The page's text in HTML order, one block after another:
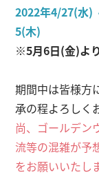
2022年4/27(水
5(木)
※5月6日(金)よ
期間中は皆様方
承の程よろしく
尚、ゴールデン
流等の混雑が予
をお願いいたし